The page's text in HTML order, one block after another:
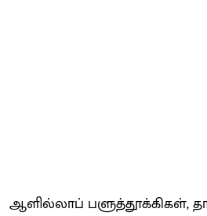
ஆளில்​லாப் பளுத்​தூக்​கி​கள்,